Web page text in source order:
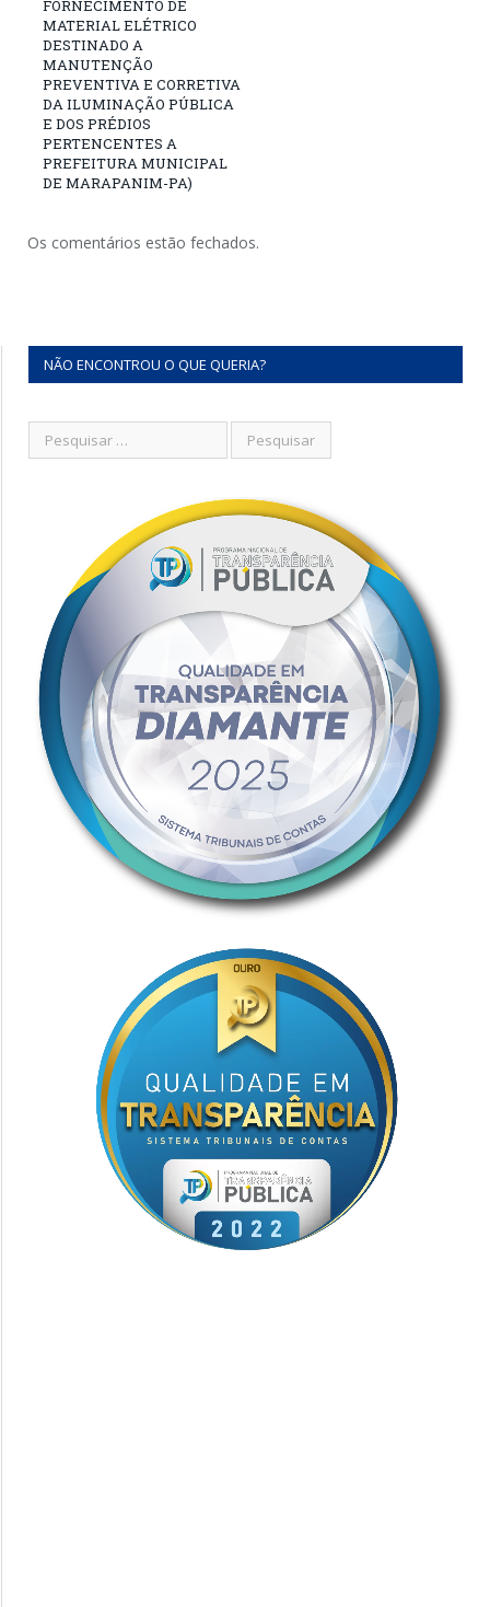
FORNECIMENTO DE
MATERIAL ELÉTRICO
DESTINADO A
MANUTENÇÃO
PREVENTIVA E CORRETIVA
DA ILUMINAÇÃO PÚBLICA
E DOS PRÉDIOS
PERTENCENTES A
PREFEITURA MUNICIPAL
DE MARAPANIM-PA)
Os comentários estão fechados.
NÃO ENCONTROU O QUE QUERIA?